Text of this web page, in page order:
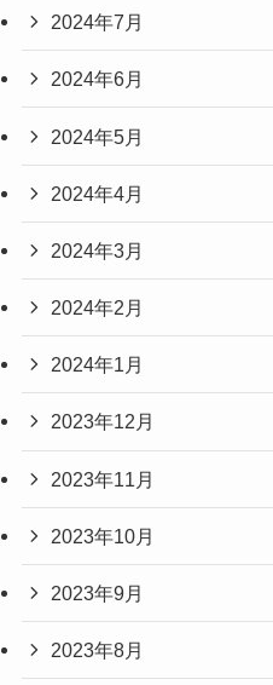
2024年7月
2024年6月
2024年5月
2024年4月
2024年3月
2024年2月
2024年1月
2023年12月
2023年11月
2023年10月
2023年9月
2023年8月